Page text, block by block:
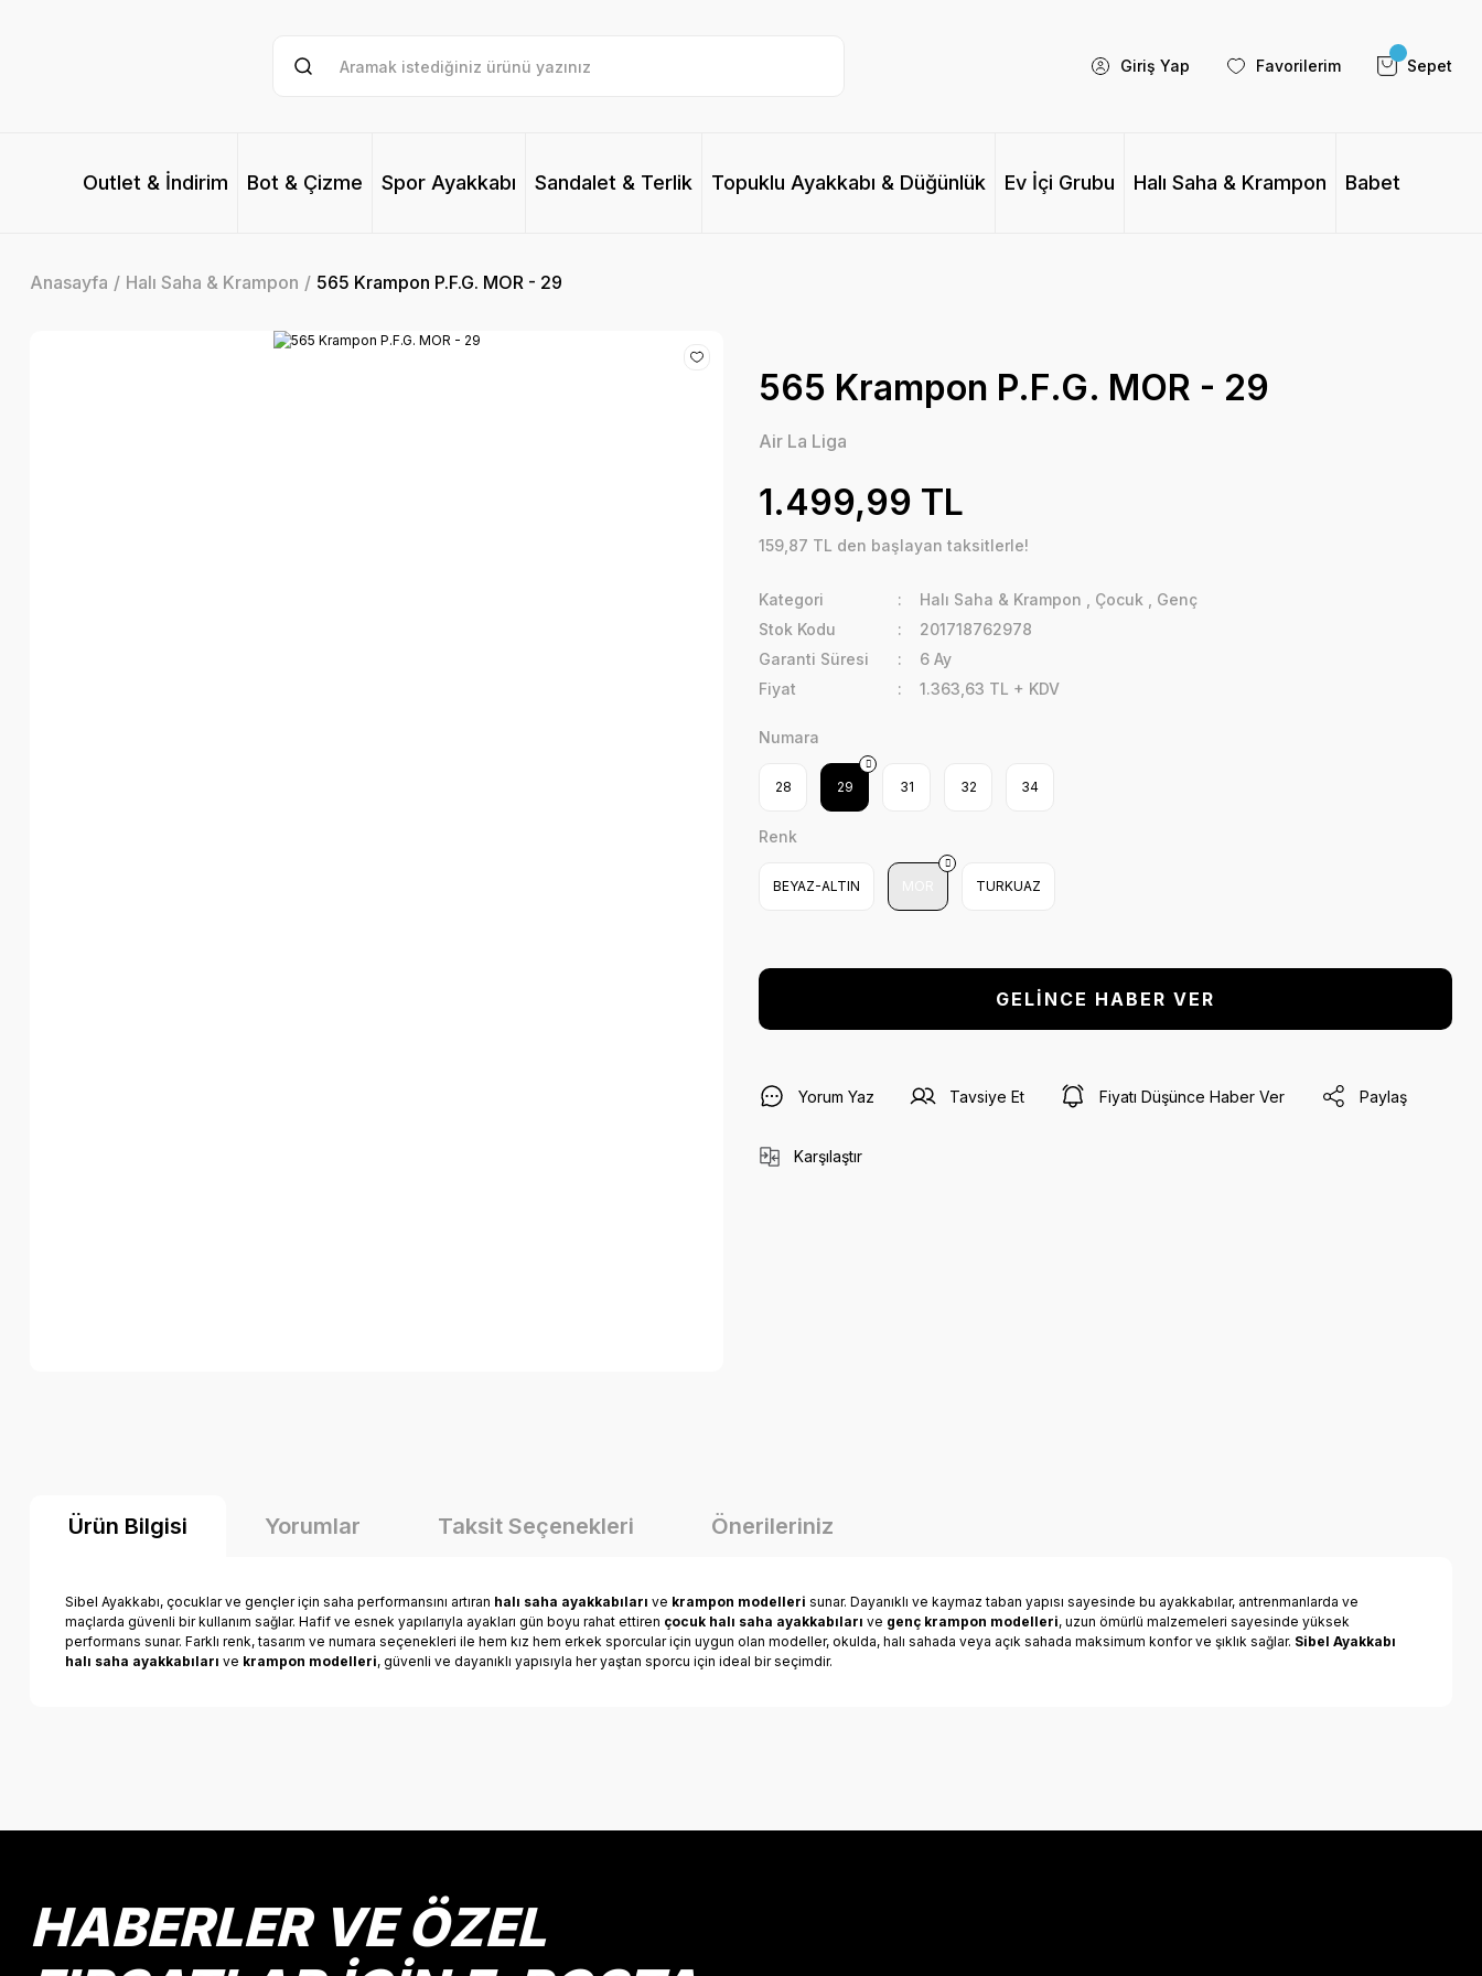
Giriş Yap Favorilerim Sepet
Outlet & İndirim Bot & Çizme Spor Ayakkabı Sandalet & Terlik Topuklu Ayakkabı & Düğünlük Ev İçi Grubu Halı Saha & Krampon Babet
Anasayfa Halı Saha & Krampon 565 Krampon P.F.G. MOR - 29
565 Krampon P.F.G. MOR - 29
Air La Liga
1.499,99 TL
159,87 TL den başlayan taksitlerle!
Kategori Halı Saha & Krampon Çocuk
Genç
Stok Kodu
201718762978
Garanti Süresi
6 Ay
Fiyat
1.363,63 TL + KDV
Numara
28 29 31 32 34
Renk
BEYAZ-ALTIN TURKUAZ
GELİNCE HABER VER
Yorum Yaz Tavsiye Et Fiyatı Düşünce Haber Ver Paylaş
Karşılaştır
Ürün Bilgisi Yorumlar Taksit Seçenekleri Önerileriniz
Sibel Ayakkabı, çocuklar ve gençler için saha performansını artıran halı saha ayakkabıları ve krampon modelleri sunar. Dayanıklı ve kaymaz taban yapısı sayesinde bu ayakkabılar, antrenmanlarda ve
maçlarda güvenli bir kullanım sağlar. Hafif ve esnek yapılarıyla ayakları gün boyu rahat ettiren çocuk halı saha ayakkabıları ve genç krampon modelleri, uzun ömürlü malzemeleri sayesinde yüksek
performans sunar. Farklı renk, tasarım ve numara seçenekleri ile hem kız hem erkek sporcular için uygun olan modeller, okulda, halı sahada veya açık sahada maksimum konfor ve şıklık sağlar. Sibel Ayakkabı
halı saha ayakkabıları ve krampon modelleri, güvenli ve dayanıklı yapısıyla her yaştan sporcu için ideal bir seçimdir.
Ürün resmi kalitesiz, bozuk veya görüntülenemiyor.
Ürün fiyatı diğer sitelerden daha pahalı.
Bu ürüne benzer farklı alternatifler olmalı.
HABERLER VE ÖZEL